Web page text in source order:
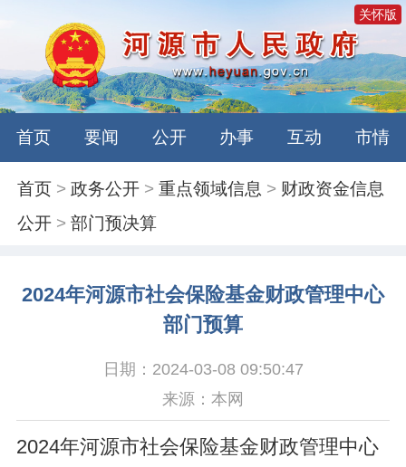
关怀版
首页 要闻 公开 办事 互动 市情
首页 >政务公开 >重点领域信息 > 财政资金信息
公开 >部门预决算
2024年河源市社会保险基金财政管理中心
部门预算
日期：2024-03-08 09:50:47
来源：本网
2024年河源市社会保险基金财政管理中心